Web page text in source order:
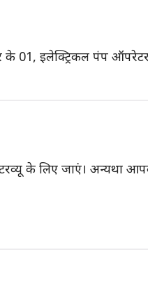
के 01, इलेक्ट्रिकल पंप
के लिए जाएं। अन्यथा